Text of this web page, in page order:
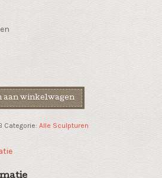
aan winkelwagen
Categorie: Alle Sculpturen